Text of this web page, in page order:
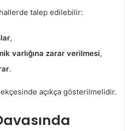
talep edilebilir:
,
varlığına zarar verilmesi,
.
açıkça gösterilmelidir.